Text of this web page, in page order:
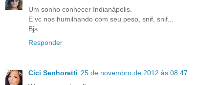
Um sonho conhecer Indianápolis.
E vc nos humilhando com seu peso, snif, snif...
Bjs
Responder
Cici Senhoretti 25 de novembro de 2012 às 08:47